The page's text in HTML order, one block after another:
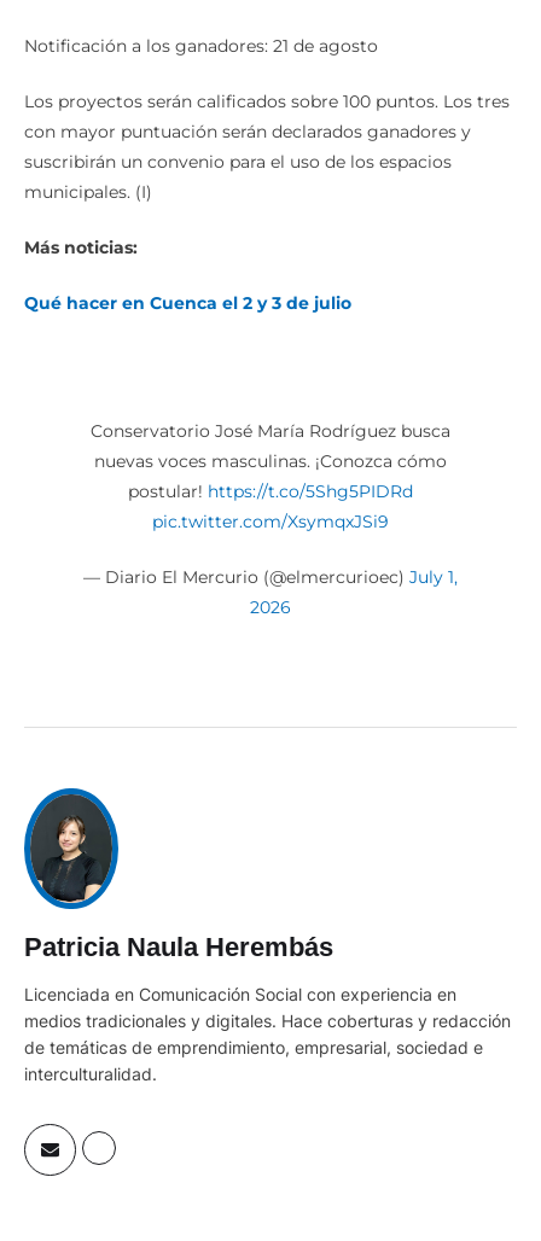
Notificación a los ganadores: 21 de agosto
Los proyectos serán calificados sobre 100 puntos. Los tres
con mayor puntuación serán declarados ganadores y
suscribirán un convenio para el uso de los espacios
municipales. (I)
Más noticias:
Qué hacer en Cuenca el 2 y 3 de julio
Conservatorio José María Rodríguez busca
nuevas voces masculinas. ¡Conozca cómo
postular! https://t.co/5Shg5PIDRd
pic.twitter.com/XsymqxJSi9
— Diario El Mercurio (@elmercurioec) July 1,
2026
Patricia Naula Herembás
Licenciada en Comunicación Social con experiencia en
medios tradicionales y digitales. Hace coberturas y redacción
de temáticas de emprendimiento, empresarial, sociedad e
interculturalidad.